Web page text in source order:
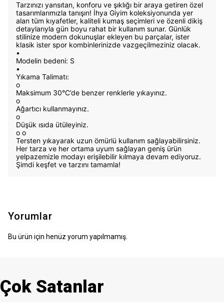
Tarzınızı yansıtan, konforu ve şıklığı bir araya getiren özel
tasarımlarımızla tanışın! İhya Giyim koleksiyonunda yer
alan tüm kıyafetler, kaliteli kumaş seçimleri ve özenli dikiş
detaylarıyla gün boyu rahat bir kullanım sunar. Günlük
stilinize modern dokunuşlar ekleyen bu parçalar, ister
klasik ister spor kombinlerinizde vazgeçilmeziniz olacak.
•
Modelin bedeni: S
•
Yıkama Talimatı:
o
Maksimum 30°C’de benzer renklerle yıkayınız.
o
Ağartıcı kullanmayınız.
o
Düşük ısıda ütüleyiniz.
o o
Tersten yıkayarak uzun ömürlü kullanım sağlayabilirsiniz.
Her tarza ve her ortama uyum sağlayan geniş ürün
yelpazemizle modayı erişilebilir kılmaya devam ediyoruz.
Şimdi keşfet ve tarzını tamamla!
Yorumlar
Bu ürün için henüz yorum yapılmamış.
Çok Satanlar